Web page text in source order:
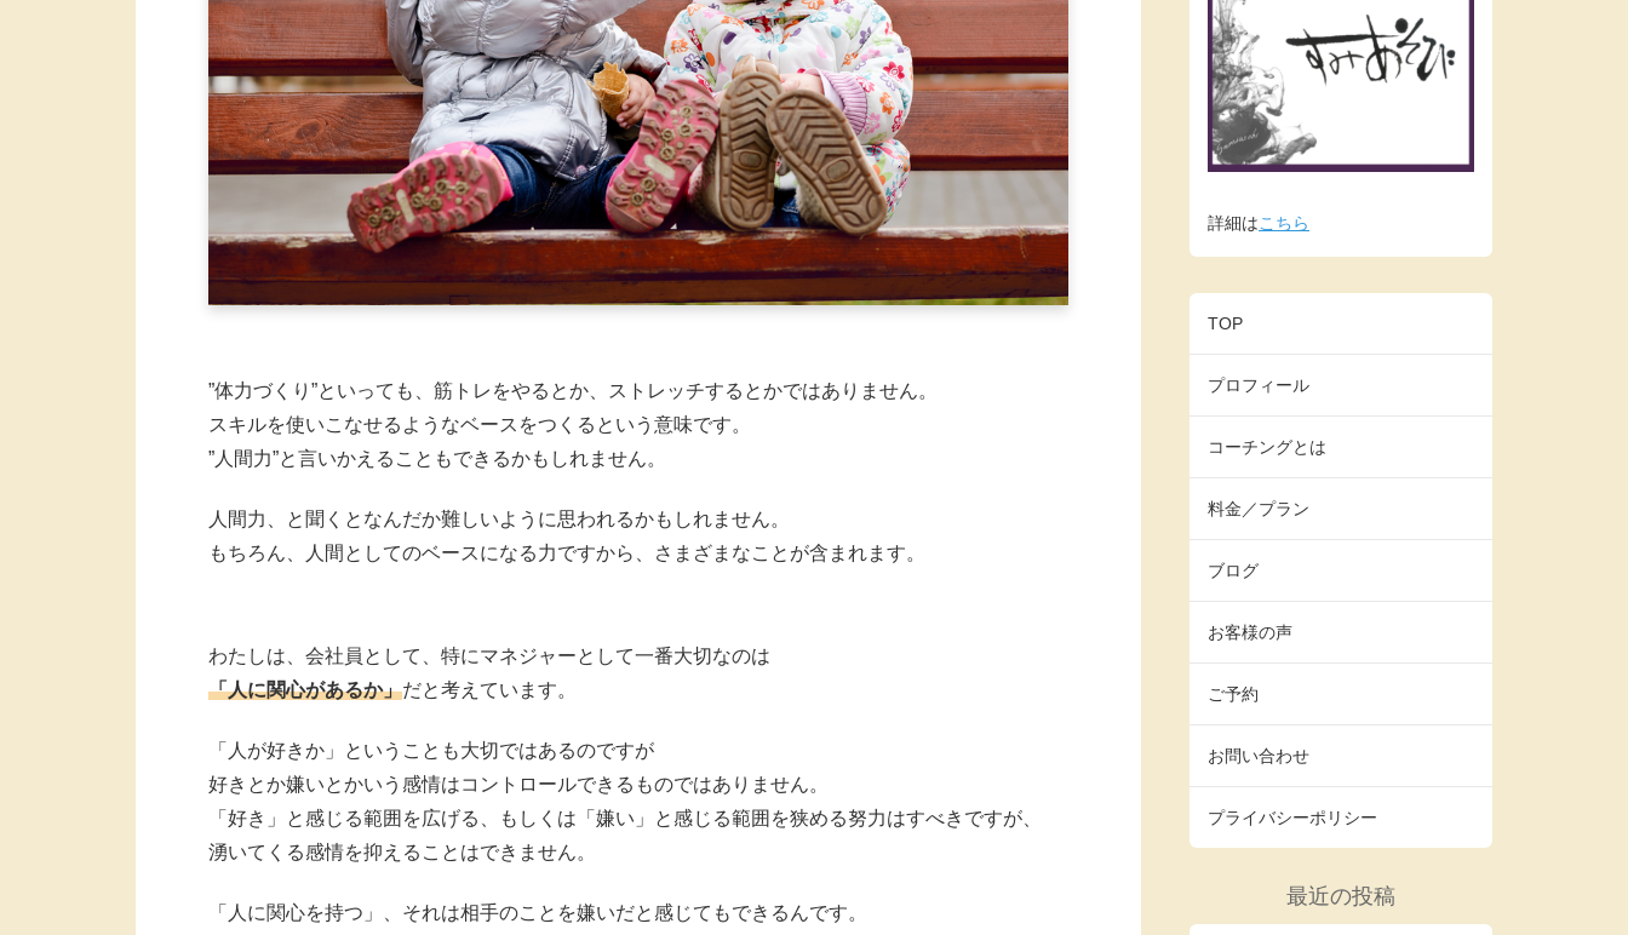
”体力づくり”といっても、筋トレをやるとか、ストレッチするとかではありません。
スキルを使いこなせるようなベースをつくるという意味です。
”人間力”と言いかえることもできるかもしれません。
人間力、と聞くとなんだか難しいように思われるかもしれません。
もちろん、人間としてのベースになる力ですから、さまざまなことが含まれます。
わたしは、会社員として、特にマネジャーとして一番大切なのは
「人に関心があるか」だと考えています。
「人が好きか」ということも大切ではあるのですが
好きとか嫌いとかいう感情はコントロールできるものではありません。
「好き」と感じる範囲を広げる、もしくは「嫌い」と感じる範囲を狭める努力はすべきですが、
湧いてくる感情を抑えることはできません。
「人に関心を持つ」、それは相手のことを嫌いだと感じてもできるんです。
詳細はこちら
TOP
プロフィール
コーチングとは
料金／プラン
ブログ
お客様の声
ご予約
お問い合わせ
プライバシーポリシー
最近の投稿